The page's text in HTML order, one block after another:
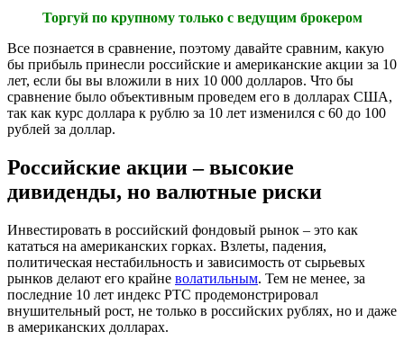
Торгуй по крупному только с ведущим брокером
Все познается в сравнение, поэтому давайте сравним, какую
бы прибыль принесли российские и американские акции за 10
лет, если бы вы вложили в них 10 000 долларов. Что бы
сравнение было объективным проведем его в долларах США,
так как курс доллара к рублю за 10 лет изменился с 60 до 100
рублей за доллар.
Российские акции – высокие
дивиденды, но валютные риски
Инвестировать в российский фондовый рынок – это как
кататься на американских горках. Взлеты, падения,
политическая нестабильность и зависимость от сырьевых
рынков делают его крайне волатильным. Тем не менее, за
последние 10 лет индекс РТС продемонстрировал
внушительный рост, не только в российских рублях, но и даже
в американских долларах.